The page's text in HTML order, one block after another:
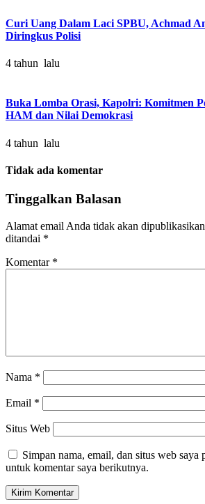
Curi Uang Dalam Laci SPBU, Achmad
Diringkus Polisi
4 tahun lalu
Buka Lomba Orasi, Kapolri: Komitmen
HAM dan Nilai Demokrasi
4 tahun lalu
Tidak ada komentar
Tinggalkan Balasan
Alamat email Anda tidak akan
ditandai *
Komentar *
Nama *
Email *
Situs Web
Simpan nama, email, dan situs web saya
untuk komentar saya berikutnya.